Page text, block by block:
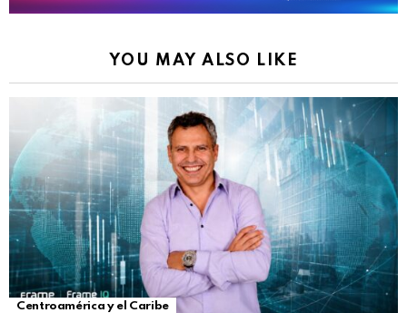
YOU MAY ALSO LIKE
Centroamérica y el Caribe